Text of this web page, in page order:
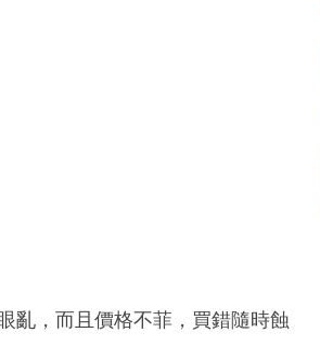
亂，而且價格不菲，買錯隨時蝕